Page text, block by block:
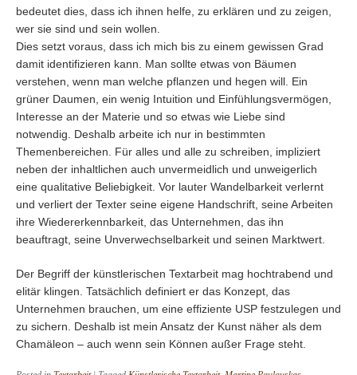
bedeutet dies, dass ich ihnen helfe, zu erklären und zu zeigen,
wer sie sind und sein wollen.
Dies setzt voraus, dass ich mich bis zu einem gewissen Grad
damit identifizieren kann. Man sollte etwas von Bäumen
verstehen, wenn man welche pflanzen und hegen will. Ein
grüner Daumen, ein wenig Intuition und Einfühlungsvermögen,
Interesse an der Materie und so etwas wie Liebe sind
notwendig. Deshalb arbeite ich nur in bestimmten
Themenbereichen. Für alles und alle zu schreiben, impliziert
neben der inhaltlichen auch unvermeidlich und unweigerlich
eine qualitative Beliebigkeit. Vor lauter Wandelbarkeit verlernt
und verliert der Texter seine eigene Handschrift, seine Arbeiten
ihre Wiedererkennbarkeit, das Unternehmen, das ihn
beauftragt, seine Unverwechselbarkeit und seinen Marktwert.
Der Begriff der künstlerischen Textarbeit mag hochtrabend und
elitär klingen. Tatsächlich definiert er das Konzept, das
Unternehmen brauchen, um eine effiziente USP festzulegen und
zu sichern. Deshalb ist mein Ansatz der Kunst näher als dem
Chamäleon – auch wenn sein Können außer Frage steht.